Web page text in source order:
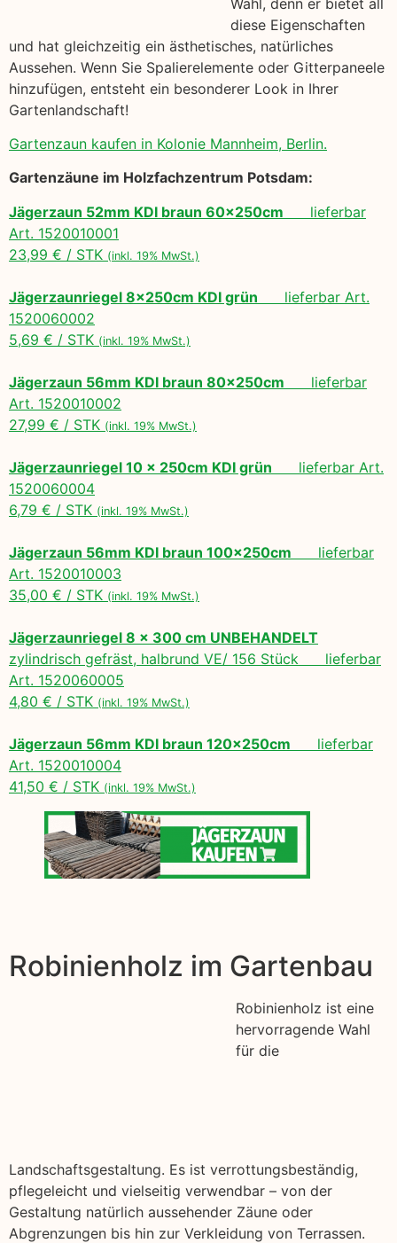
diese Eigenschaften
und hat gleichzeitig ein ästhetisches, natürliches
Aussehen. Wenn Sie Spalierelemente oder Gitterpaneele
hinzufügen, entsteht ein besonderer Look in Ihrer
Gartenlandschaft!
Gartenzaun kaufen in Kolonie Mannheim, Berlin.
Gartenzäune im Holzfachzentrum Potsdam:
Jägerzaun 52mm KDI braun 60x250cm lieferbar
Art. 1520010001
23,99 € / STK (inkl. 19% MwSt.)
Jägerzaunriegel 8x250cm KDI grün lieferbar Art.
1520060002
5,69 € / STK (inkl. 19% MwSt.)
Jägerzaun 56mm KDI braun 80x250cm lieferbar
Art. 1520010002
27,99 € / STK (inkl. 19% MwSt.)
Jägerzaunriegel 10 x 250cm KDI grün lieferbar Art.
1520060004
6,79 € / STK (inkl. 19% MwSt.)
Jägerzaun 56mm KDI braun 100x250cm lieferbar
Art. 1520010003
35,00 € / STK (inkl. 19% MwSt.)
Jägerzaunriegel 8 x 300 cm UNBEHANDELT
zylindrisch gefräst, halbrund VE/ 156 Stück lieferbar
Art. 1520060005
4,80 € / STK (inkl. 19% MwSt.)
Jägerzaun 56mm KDI braun 120x250cm lieferbar
Art. 1520010004
41,50 € / STK (inkl. 19% MwSt.)
Robinienholz im Gartenbau
Robinienholz ist eine
hervorragende Wahl
für die
Landschaftsgestaltung. Es ist verrottungsbeständig,
pflegeleicht und vielseitig verwendbar – von der
Gestaltung natürlich aussehender Zäune oder
Abgrenzungen bis hin zur Verkleidung von Terrassen.